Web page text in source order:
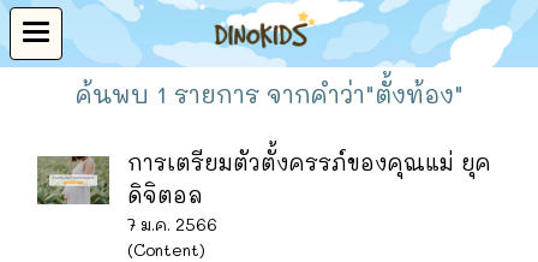
ค้นพบ 1 รายการ จากคำว่า"ตั้งท้อง"
การเตรียมตัวตั้งครรภ์ของคุณแม่ ยุค
ดิจิตอล
7 ม.ค. 2566
(Content)